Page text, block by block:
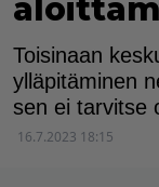
Toisinaan
ylläpitäminen
sen ei tarvitse
16.7.2023 18:15